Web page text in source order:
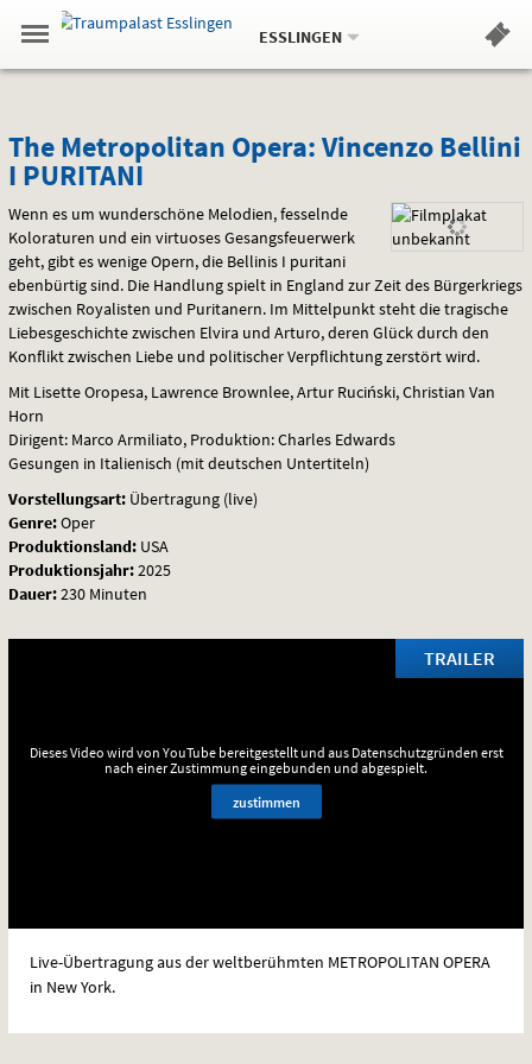
Springe
zum
,zum
.
Navigation
Gehe
zur
Standortauswahl
Standort:
ESSLINGEN.
Hinweis
The
Metropolitan
Opera:
Vincenzo
Bellini
PURITANI
The Metropolitan Opera: Vincenzo Bellini
I PURITANI
Wenn es um wunderschöne Melodien, fesselnde
Koloraturen und ein virtuoses Gesangsfeuerwerk
geht, gibt es wenige Opern, die Bellinis I puritani
ebenbürtig sind. Die Handlung spielt in England zur Zeit des Bürgerkriegs
zwischen Royalisten und Puritanern. Im Mittelpunkt steht die tragische
Liebesgeschichte zwischen Elvira und Arturo, deren Glück durch den
Konflikt zwischen Liebe und politischer Verpflichtung zerstört wird.
Mit Lisette Oropesa, Lawrence Brownlee, Artur Ruciński, Christian Van
Horn
Dirigent: Marco Armiliato, Produktion: Charles Edwards
Gesungen in Italienisch (mit deutschen Untertiteln)
Vorstellungsart: Übertragung (live)
Genre:Oper
Produktionsland: USA
Produktionsjahr:2025
Dauer:230 Minuten
TRAILER
Dieses Video wird von YouTube bereitgestellt und aus Datenschutzgründen erst
nach einer Zustimmung eingebunden und abgespielt.
zustimmen
Live-Übertragung aus der weltberühmten METROPOLITAN OPERA
in New York.